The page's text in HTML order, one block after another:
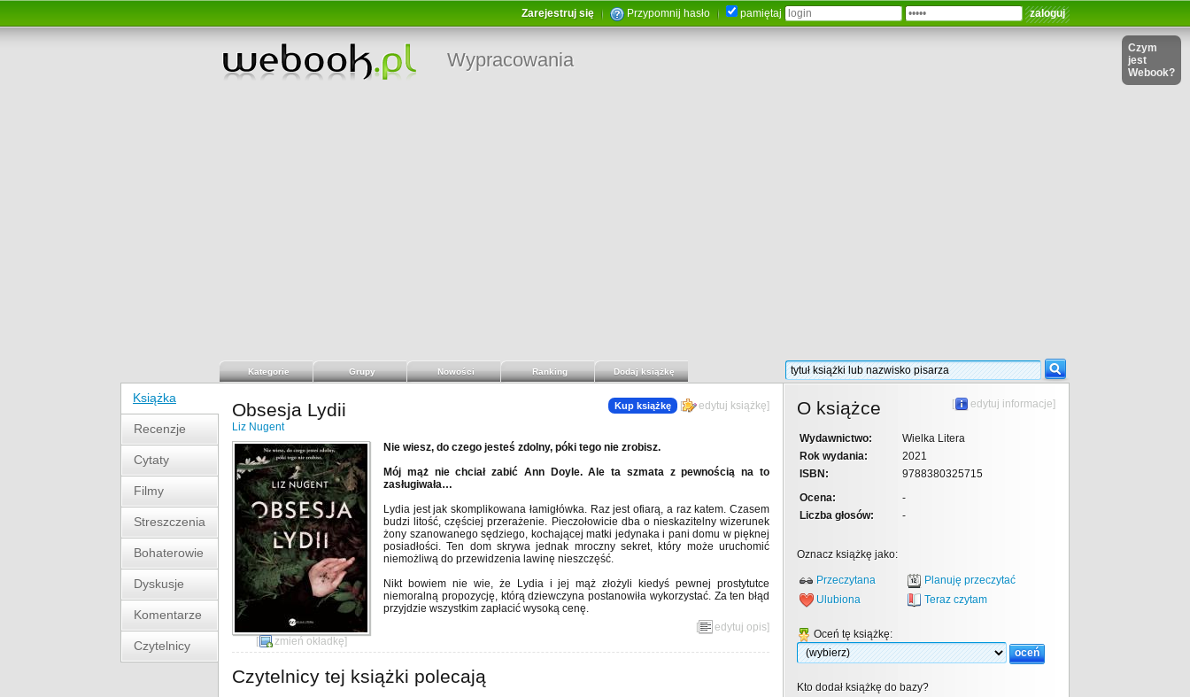
Zarejestruj się Przypomnij hasło pamiętaj
Wypracowania
Czym
jest
Webook?
Kategorie Grupy Nowości Ranking Dodaj książkę
Książka
Recenzje
Cytaty
Filmy
Streszczenia
Bohaterowie
Dyskusje
Komentarze
Czytelnicy
Kup książkę [ edytuj książkę]
Obsesja Lydii
Liz Nugent
[ zmień okładkę]
Nie wiesz, do czego jesteś zdolny, póki tego nie zrobisz.
Mój mąż nie chciał zabić Ann Doyle. Ale ta szmata z pewnością na to
zasługiwała…
Lydia jest jak skomplikowana łamigłówka. Raz jest ofiarą, a raz katem. Czasem
budzi litość, częściej przerażenie. Pieczołowicie dba o nieskazitelny wizerunek
żony szanowanego sędziego, kochającej matki jedynaka i pani domu w pięknej
posiadłości. Ten dom skrywa jednak mroczny sekret, który może uruchomić
niemożliwą do przewidzenia lawinę nieszczęść.
Nikt bowiem nie wie, że Lydia i jej mąż złożyli kiedyś pewnej prostytutce
niemoralną propozycję, którą dziewczyna postanowiła wykorzystać. Za ten błąd
przyjdzie wszystkim zapłacić wysoką cenę.
[
edytuj opis]
Czytelnicy tej książki polecają
[ edytuj informacje]
O książce
Wydawnictwo:
Wielka Litera
Rok wydania:
2021
ISBN:
9788380325715
Ocena:
-
Liczba głosów:
-
Oznacz książkę jako:
Przeczytana
Planuję przeczytać
Ulubiona
Teraz czytam
Oceń tę książkę:
Kto dodał książkę do bazy?